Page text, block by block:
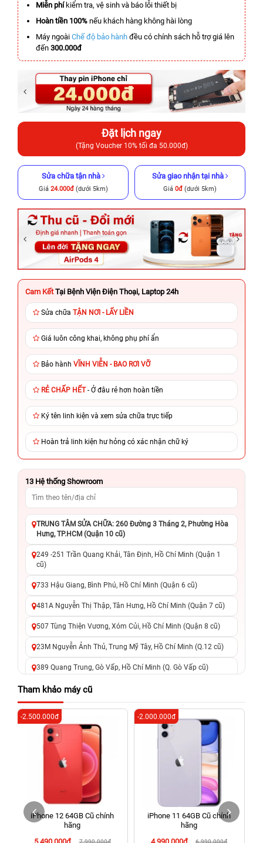
Miễn phíkiểm tra, vệ sinh và báo lỗi thiết bị
Hoàn tiền 100% nếu khách hàng không hài lòng
Máy ngoài Chế độ bảo hành đều có chính sách hỗ trợ giá lên
đến 300.000đ
Đặt lịch ngay
(Tặng Voucher 10% tối đa 50.000đ)
Sửa chữa tận nhà
Giá 24.000đ(dưới 5km)
Sửa giao nhận tại nhà
Giá 0đ (dưới 5km)
Cam Kết Tại Bệnh Viện Điện Thoại, Laptop 24h
Sửa chữa TẬN NƠI - LẤY LIỀN
Giá luôn công khai, không phụ phí ẩn
Bảo hành VĨNH VIỄN - BAO RƠI VỠ
RẺ CHẤP HẾT- Ở đâu rẻ hơn hoàn tiền
Ký tên linh kiện và xem sửa chữa trực tiếp
Hoàn trả linh kiện hư hỏng có xác nhận chữ ký
13 Hệ thống Showroom
TRUNG TÂM SỬA CHỮA: 260 Đường 3 Tháng 2, Phường Hòa
Hưng, TP.HCM (Quận 10 cũ)
249 -251 Trần Quang Khải, Tân Định, Hồ Chí Minh (Quận 1
cũ)
733 Hậu Giang, Bình Phú, Hồ Chí Minh (Quận 6 cũ)
481A Nguyễn Thị Thập, Tân Hưng, Hồ Chí Minh (Quận 7 cũ)
507 Tùng Thiện Vương, Xóm Củi, Hồ Chí Minh (Quận 8 cũ)
23M Nguyễn Ảnh Thủ, Trung Mỹ Tây, Hồ Chí Minh (Q.12 cũ)
389 Quang Trung, Gò Vấp, Hồ Chí Minh (Q. Gò Vấp cũ)
625 - 625A Âu Cơ, Tân Phú, Hồ Chí Minh (Quận Tân Phú cũ)
326 Lê Văn Việt, Tăng Nhơn Phú, Hồ Chí Minh (Q.9 TP. Thủ
Đức cũ)
256 Võ Văn Ngân, Thủ Đức, Hồ Chí Minh (Bình Thọ, TP. Thủ
Đức Cũ)
70 Nguyễn An Ninh, Dĩ An, Hồ Chí Minh (Bình Dương Cũ)
24h Vũng Tàu: 162A Ba Cu, Vũng Tàu, Hồ Chí Minh (TP. Vũng
Tàu cũ)
198 Hoàng Văn Thụ, Tân Sơn Nhất, Hồ Chí Minh (Tân Bình
Tham khảo máy cũ
iPhone 12 64GB Cũ chính
hãng
7.990.000đ
-2.500.000đ
iPhone 11 64GB Cũ chính
hãng
6.990.000đ
-2.000.000đ